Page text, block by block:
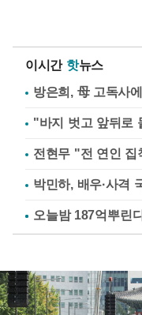
이시간 핫뉴스
방은희, 母 고독사
"바지 벗고 앞뒤로
전현무 "전 연인 집
박민하, 배우·사격